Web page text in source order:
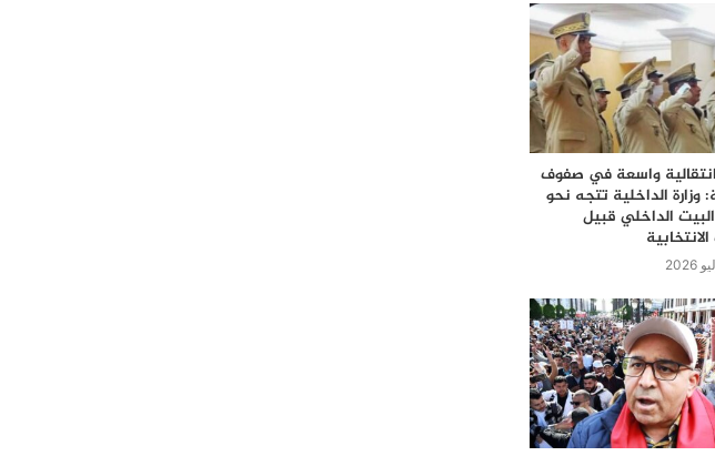
انتقالية واسعة في صفوف
الداخلية تتجه نحو
الداخلي قبيل